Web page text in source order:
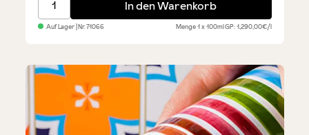
In den Warenkorb
Auf Lager| Nr.71066 Menge1 x 100mlGP: 1,290,00€/l